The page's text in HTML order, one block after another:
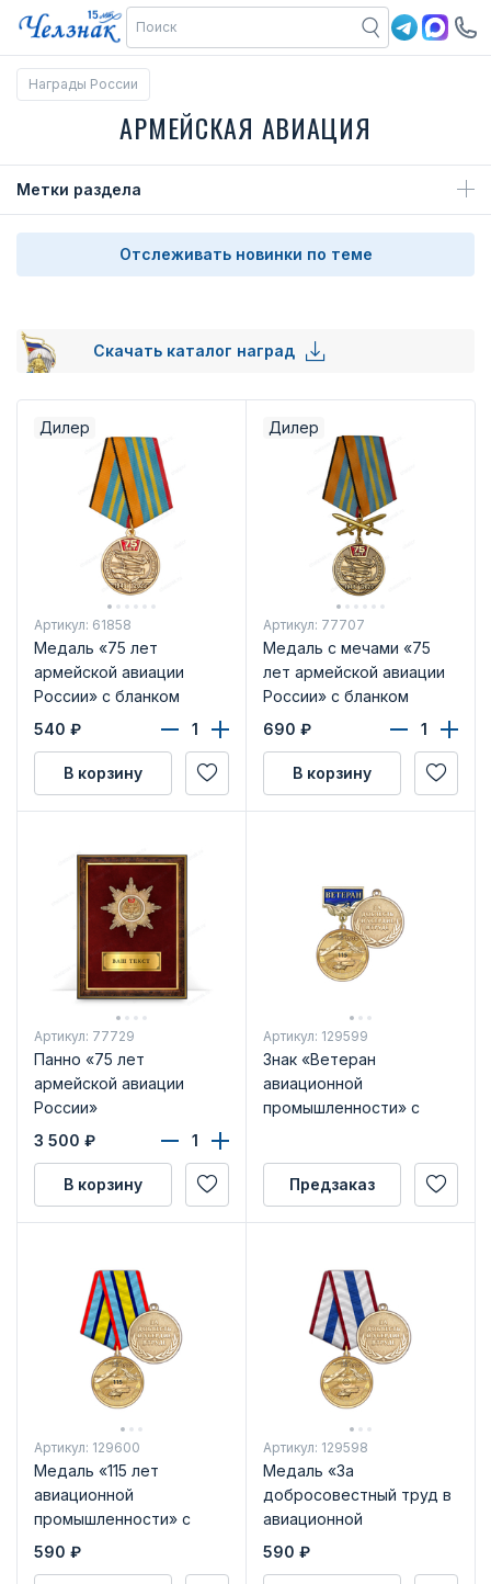
Награды России
АРМЕЙСКАЯ АВИАЦИЯ
Метки раздела
Отслеживать новинки по теме
Скачать каталог наград
Дилер
Артикул: 61858
Медаль «75 лет
армейской авиации
России» с бланком
удостоверения
540 ₽
В корзину
Дилер
Артикул: 77707
Медаль с мечами «75
лет армейской авиации
России» с бланком
удостоверения
690 ₽
В корзину
Артикул: 77729
Панно «75 лет
армейской авиации
России»
3 500 ₽
В корзину
Артикул: 129599
Знак «Ветеран
авиационной
промышленности» с
Предзаказ
Артикул: 129600
Медаль «115 лет
авиационной
промышленности» с
бланком удостоверения
590 ₽
Артикул: 129598
Медаль «За
добросовестный труд в
авиационной
промышленности» с
590 ₽